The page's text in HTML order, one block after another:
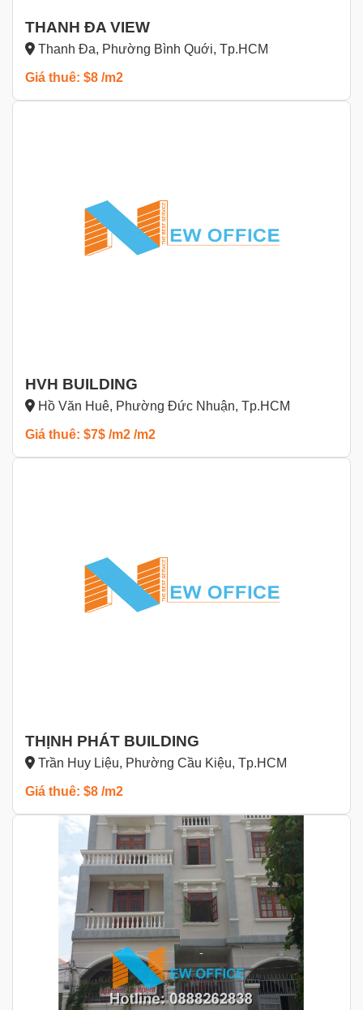
THANH ĐA VIEW
Thanh Đa, Phường Bình Quới, Tp.HCM
Giá thuê: $8 /m2
HVH BUILDING
Hồ Văn Huê, Phường Đức Nhuận, Tp.HCM
Giá thuê: $7$ /m2 /m2
THỊNH PHÁT BUILDING
Trần Huy Liệu, Phường Cầu Kiệu, Tp.HCM
Giá thuê: $8 /m2